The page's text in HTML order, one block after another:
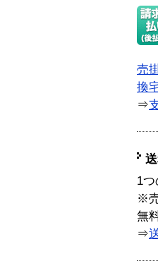
売
換
⇒
1
※
無
⇒